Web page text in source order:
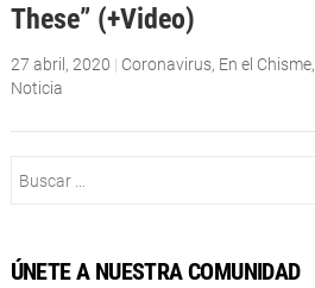
These” (+Video)
27 abril, 2020 | Coronavirus, En el Chisme,
Noticia
ÚNETE A NUESTRA COMUNIDAD